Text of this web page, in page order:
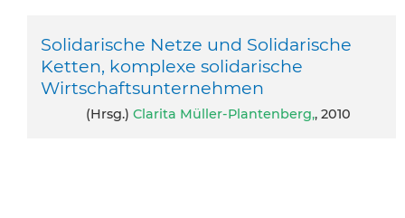
Solidarische Netze und Solidarische
Ketten, komplexe solidarische
Wirtschaftsunternehmen
(Hrsg.) Clarita Müller-Plantenberg,, 2010